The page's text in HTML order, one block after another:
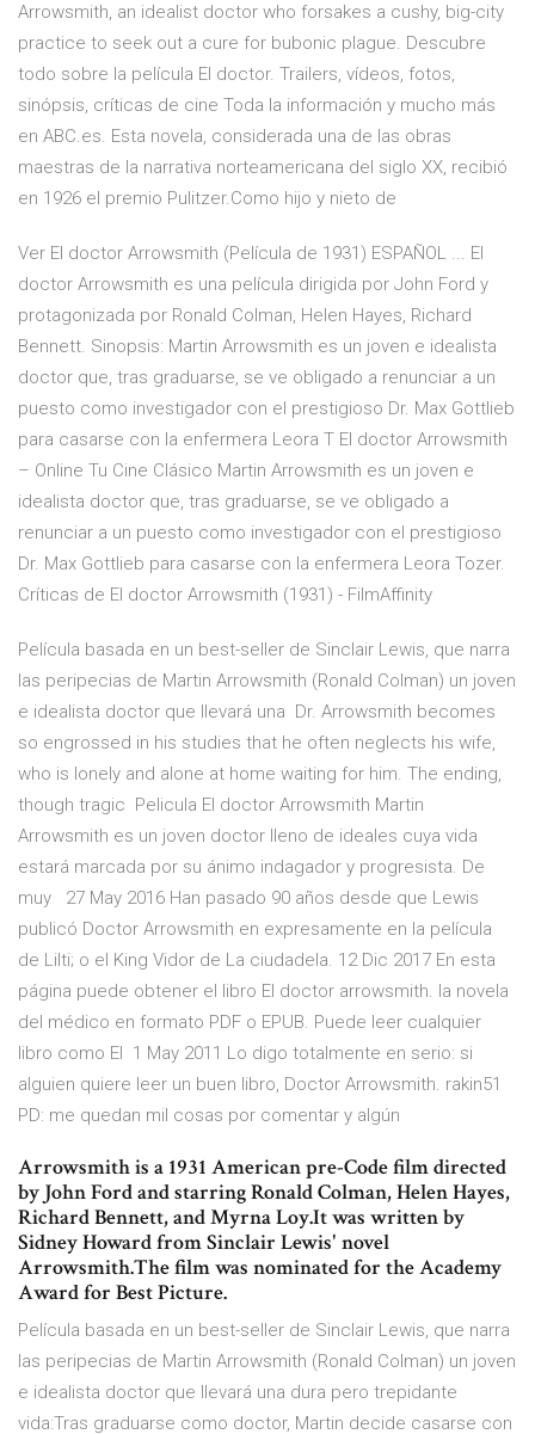
Arrowsmith, an idealist doctor who forsakes a cushy, big-city
practice to seek out a cure for bubonic plague. Descubre
todo sobre la película El doctor. Trailers, vídeos, fotos,
sinópsis, críticas de cine Toda la información y mucho más
en ABC.es. Esta novela, considerada una de las obras
maestras de la narrativa norteamericana del siglo XX, recibió
en 1926 el premio Pulitzer.Como hijo y nieto de
Ver El doctor Arrowsmith (Película de 1931) ESPAÑOL ... El
doctor Arrowsmith es una película dirigida por John Ford y
protagonizada por Ronald Colman, Helen Hayes, Richard
Bennett. Sinopsis: Martin Arrowsmith es un joven e idealista
doctor que, tras graduarse, se ve obligado a renunciar a un
puesto como investigador con el prestigioso Dr. Max Gottlieb
para casarse con la enfermera Leora T El doctor Arrowsmith
– Online Tu Cine Clásico Martin Arrowsmith es un joven e
idealista doctor que, tras graduarse, se ve obligado a
renunciar a un puesto como investigador con el prestigioso
Dr. Max Gottlieb para casarse con la enfermera Leora Tozer.
Críticas de El doctor Arrowsmith (1931) - FilmAffinity
Película basada en un best-seller de Sinclair Lewis, que narra
las peripecias de Martin Arrowsmith (Ronald Colman) un joven
e idealista doctor que llevará una Dr. Arrowsmith becomes
so engrossed in his studies that he often neglects his wife,
who is lonely and alone at home waiting for him. The ending,
though tragic Pelicula El doctor Arrowsmith Martin
Arrowsmith es un joven doctor lleno de ideales cuya vida
estará marcada por su ánimo indagador y progresista. De
muy 27 May 2016 Han pasado 90 años desde que Lewis
publicó Doctor Arrowsmith en expresamente en la película
de Lilti; o el King Vidor de La ciudadela. 12 Dic 2017 En esta
página puede obtener el libro El doctor arrowsmith. la novela
del médico en formato PDF o EPUB. Puede leer cualquier
libro como El 1 May 2011 Lo digo totalmente en serio: si
alguien quiere leer un buen libro, Doctor Arrowsmith. rakin51
PD: me quedan mil cosas por comentar y algún
Arrowsmith is a 1931 American pre-Code film directed
by John Ford and starring Ronald Colman, Helen Hayes,
Richard Bennett, and Myrna Loy.It was written by
Sidney Howard from Sinclair Lewis' novel
Arrowsmith.The film was nominated for the Academy
Award for Best Picture.
Película basada en un best-seller de Sinclair Lewis, que narra
las peripecias de Martin Arrowsmith (Ronald Colman) un joven
e idealista doctor que llevará una dura pero trepidante
vida:Tras graduarse como doctor, Martin decide casarse con